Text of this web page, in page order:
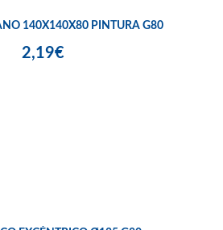
140X140X80 PINTURA G80
2,19€